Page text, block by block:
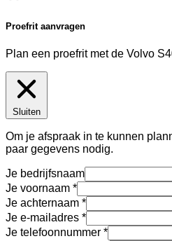
Proefrit aanvragen
Plan een proefrit met de Volvo
Sluiten
Om je afspraak in te kunnen
paar gegevens nodig.
Je bedrijfsnaam
Je voornaam
Je achternaam
Je e-mailadres
Je telefoonnummer